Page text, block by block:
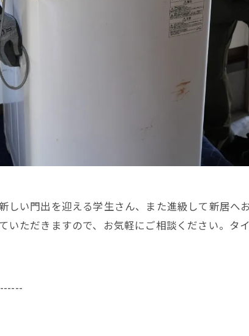
しい門出を迎える学生さん、また進級して新居へ
ただきますので、お気軽にご相談ください。タ